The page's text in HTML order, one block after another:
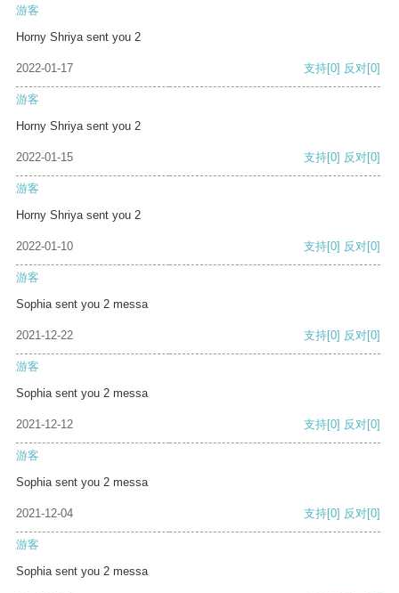
游客
Horny Shriya sent you 2
2022-01-17 支持[0] 反对[0]
游客
Horny Shriya sent you 2
2022-01-15 支持[0] 反对[0]
游客
Horny Shriya sent you 2
2022-01-10 支持[0] 反对[0]
游客
Sophia sent you 2 messa
2021-12-22 支持[0] 反对[0]
游客
Sophia sent you 2 messa
2021-12-12 支持[0] 反对[0]
游客
Sophia sent you 2 messa
2021-12-04 支持[0] 反对[0]
游客
Sophia sent you 2 messa